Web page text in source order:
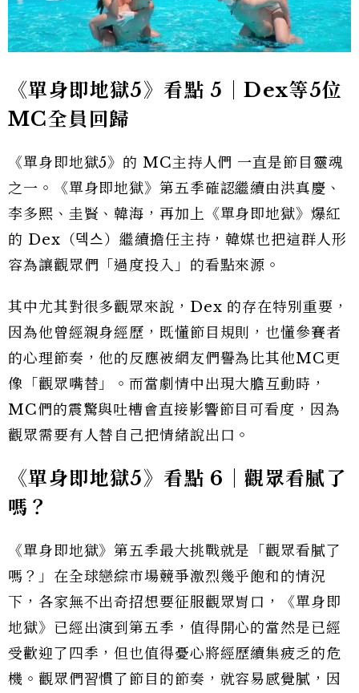
《單身即地獄5》看點 5｜Dex等5位
MC全員回歸
《單身即地獄5》的 MC主持人們 一直是節目靈魂
之一。《單身即地獄》第五季確認繼續由洪真慶、
李多熙、圭賢、韓海，再加上《單身即地獄》爆紅
的 Dex（덱스）繼續擔任主持，韓媒也把這群人形
容為讓觀眾們「過度投入」的看點來源。
其中尤其對很多觀眾來說，Dex 的存在特別重要，
因為他曾經親身經歷，既懂節目規則，也懂參賽者
的心理節奏，他的反應被網友們譽為比其他MC更
像「觀眾嘴替」。而當劇情中出現大膽互動時，
MC們的震驚與吐槽會直接影響節目可看度，因為
觀眾需要有人替自己把情緒說出口。
《單身即地獄5》看點 6｜觀眾看膩了
嗎？
《單身即地獄》第五季最大挑戰就是「觀眾看膩了
嗎？」在全球戀綜市場競爭激烈幾乎飽和的情況
下，各家無不出奇招想要征服觀眾胃口，《單身即
地獄》已經出演到第五季，值得開心的當然是已經
受歡迎了四季，但也值得憂心將經歷續集疲乏的危
機。觀眾們習慣了節目的節奏，就容易感覺膩，因